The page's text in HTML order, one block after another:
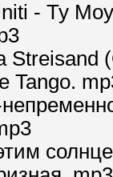
- Ty
Streisand
Tango.